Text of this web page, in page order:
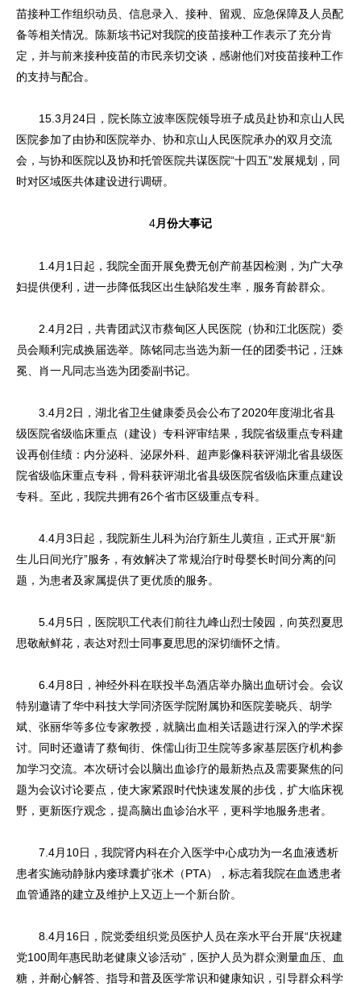
苗接种工作组织动员、信息录入、接种、留观、应急保障及人员配
备等相关情况。陈新垓书记对我院的疫苗接种工作表示了充分肯
定，并与前来接种疫苗的市民亲切交谈，感谢他们对疫苗接种工作
的支持与配合。
15.3月24日，院长陈立波率医院领导班子成员赴协和京山人民
医院参加了由协和医院举办、协和京山人民医院承办的双月交流
会，与协和医院以及协和托管医院共谋医院“十四五”发展规划，同
时对区域医共体建设进行调研。
4月份大事记
1.4月1日起，我院全面开展免费无创产前基因检测，为广大孕
妇提供便利，进一步降低我区出生缺陷发生率，服务育龄群众。
2.4月2日，共青团武汉市蔡甸区人民医院（协和江北医院）委
员会顺利完成换届选举。陈铭同志当选为新一任的团委书记，汪姝
冕、肖一凡同志当选为团委副书记。
3.4月2日，湖北省卫生健康委员会公布了2020年度湖北省县
级医院省级临床重点（建设）专科评审结果，我院省级重点专科建
设再创佳绩：内分泌科、泌尿外科、超声影像科获评湖北省县级医
院省级临床重点专科，骨科获评湖北省县级医院省级临床重点建设
专科。至此，我院共拥有26个省市区级重点专科。
4.4月3日起，我院新生儿科为治疗新生儿黄疸，正式开展“新
生儿日间光疗”服务，有效解决了常规治疗时母婴长时间分离的问
题，为患者及家属提供了更优质的服务。
5.4月5日，医院职工代表们前往九峰山烈士陵园，向英烈夏思
思敬献鲜花，表达对烈士同事夏思思的深切缅怀之情。
6.4月8日，神经外科在联投半岛酒店举办脑出血研讨会。会议
特别邀请了华中科技大学同济医学院附属协和医院姜晓兵、胡学
斌、张丽华等多位专家教授，就脑出血相关话题进行深入的学术探
讨。同时还邀请了蔡甸街、侏儒山街卫生院等多家基层医疗机构参
加学习交流。本次研讨会以脑出血诊疗的最新热点及需要聚焦的问
题为会议讨论要点，使大家紧跟时代快速发展的步伐，扩大临床视
野，更新医疗观念，提高脑出血诊治水平，更科学地服务患者。
7.4月10日，我院肾内科在介入医学中心成功为一名血液透析
患者实施动静脉内瘘球囊扩张术（PTA），标志着我院在血透患者
血管通路的建立及维护上又迈上一个新台阶。
8.4月16日，院党委组织党员医护人员在亲水平台开展“庆祝建
党100周年惠民助老健康义诊活动”，医护人员为群众测量血压、血
糖，并耐心解答、指导和普及医学常识和健康知识，引导群众科学